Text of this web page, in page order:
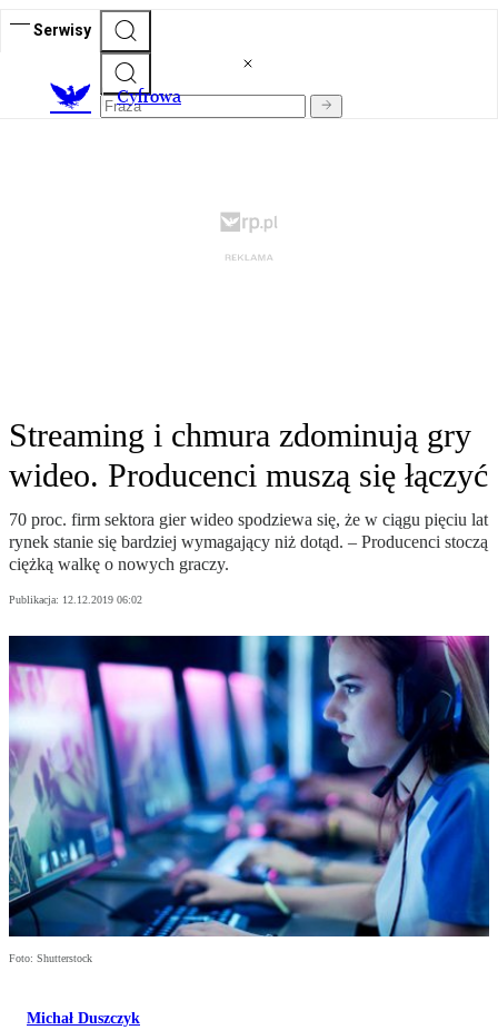
Serwisy
Cyfrowa
Streaming i chmura zdominują gry
wideo. Producenci muszą się łączyć
70 proc. firm sektora gier wideo spodziewa się, że w ciągu pięciu lat
rynek stanie się bardziej wymagający niż dotąd. – Producenci stoczą
ciężką walkę o nowych graczy.
Publikacja: 12.12.2019 06:02
Foto: Shutterstock
Michał Duszczyk